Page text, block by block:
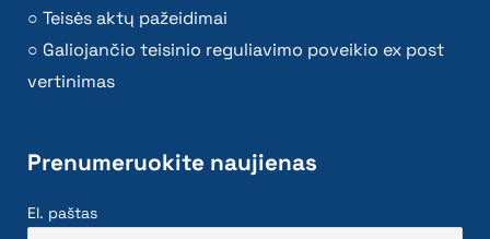
Teisės aktų pažeidimai
Galiojančio teisinio reguliavimo poveikio ex post
vertinimas
Prenumeruokite naujienas
El. paštas